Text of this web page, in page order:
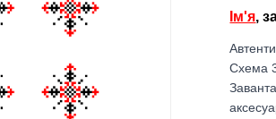
Ім'я,
Схема